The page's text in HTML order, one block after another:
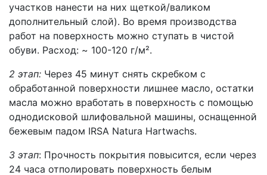
участков нанести на них щеткой/валиком
дополнительный слой). Во время производства
работ на поверхность можно ступать в чистой
обуви. Расход: ~ 100-120 г/м².
2 этап: Через 45 минут снять скребком с
обработанной поверхности лишнее масло, остатки
масла можно вработать в поверхность с помощью
однодисковой шлифовальной машины, оснащенной
бежевым падом IRSA Natura Hartwachs.
3 этап: Прочность покрытия повысится, если через
24 часа отполировать поверхность белым